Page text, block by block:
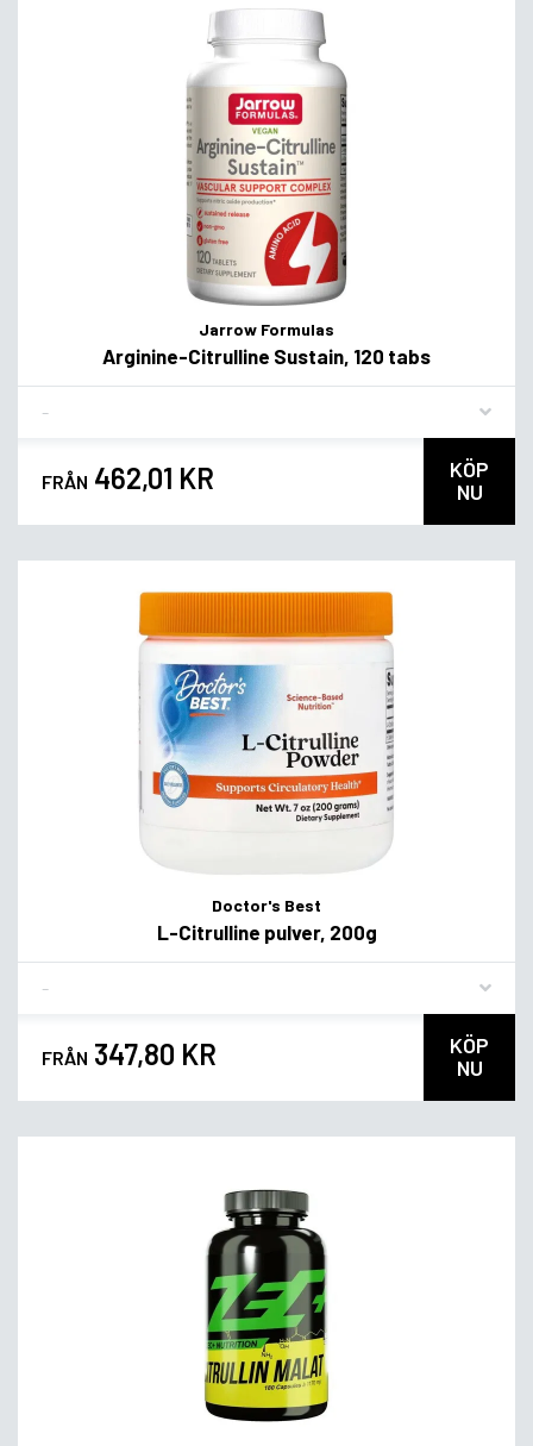
Jarrow Formulas
Arginine-Citrulline Sustain, 120 tabs
FRÅN 462,01 KR
KÖP
NU
Doctor's Best
L-Citrulline pulver, 200g
FRÅN 347,80 KR
KÖP
NU